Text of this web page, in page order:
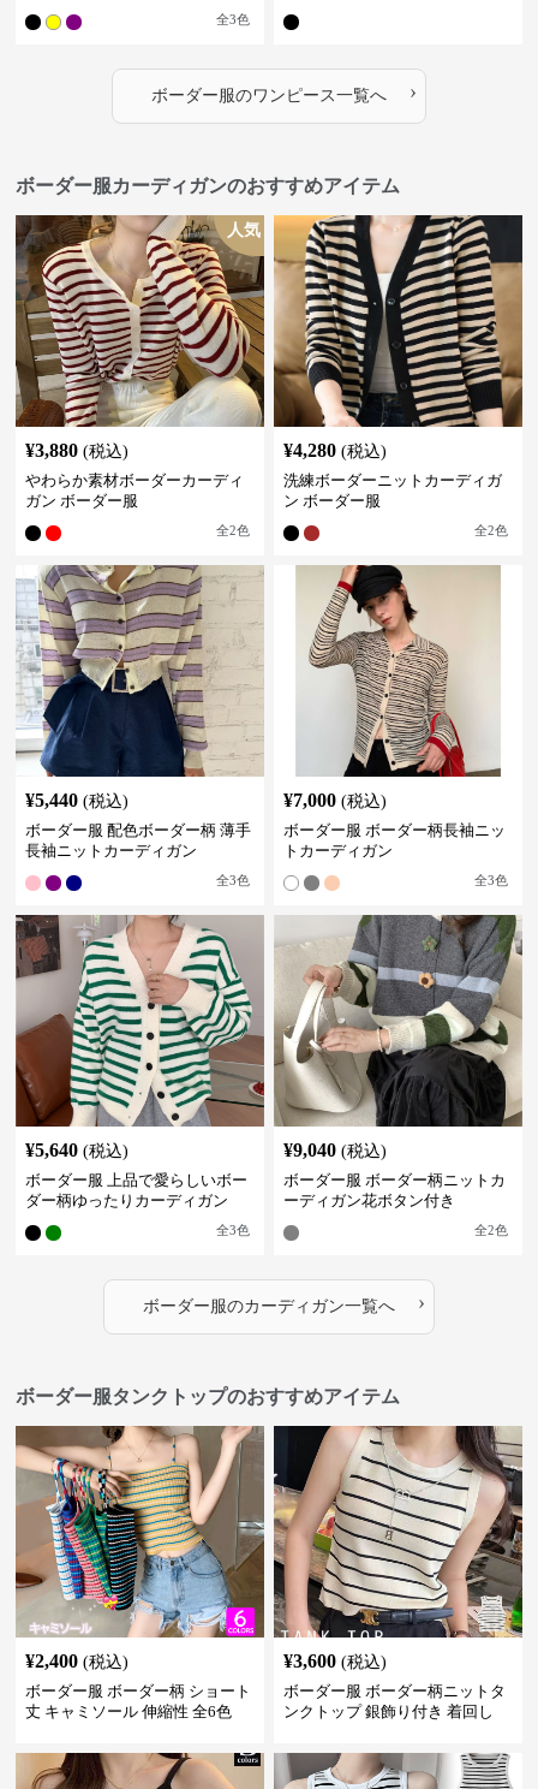
全3色
ボーダー服のワンピース一覧へ ›
ボーダー服カーディガンのおすすめアイテム
人気
¥3,880 (税込)
やわらか素材ボーダーカーディ
ガン ボーダー服
全2色
¥4,280 (税込)
洗練ボーダーニットカーディガ
ン ボーダー服
全2色
¥5,440 (税込)
ボーダー服 配色ボーダー柄 薄手
長袖ニットカーディガン
全3色
¥7,000 (税込)
ボーダー服 ボーダー柄長袖ニッ
トカーディガン
全3色
¥5,640 (税込)
ボーダー服 上品で愛らしいボー
ダー柄ゆったりカーディガン
全3色
¥9,040 (税込)
ボーダー服 ボーダー柄ニットカ
ーディガン花ボタン付き
全2色
ボーダー服のカーディガン一覧へ ›
ボーダー服タンクトップのおすすめアイテム
¥2,400 (税込)
ボーダー服 ボーダー柄 ショート
丈 キャミソール 伸縮性 全6色
¥3,600 (税込)
ボーダー服 ボーダー柄ニットタ
ンクトップ 銀飾り付き 着回し